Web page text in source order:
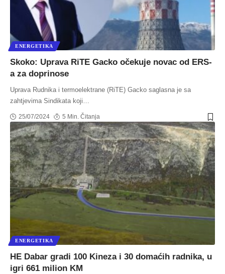
ENERGETIKA
Skoko: Uprava RiTE Gacko očekuje novac od ERS-
a za doprinose
Uprava Rudnika i termoelektrane (RiTE) Gacko saglasna je sa
zahtjevima Sindikata koji…
25/07/2024 5 Min. Čitanja
ENERGETIKA
HE Dabar gradi 100 Kineza i 30 domaćih radnika, u
igri 661 milion KM